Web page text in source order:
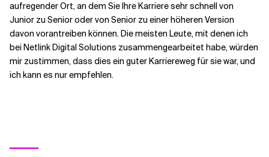
aufregender Ort, an dem Sie Ihre Karriere sehr schnell von
Junior zu Senior oder von Senior zu einer höheren Version
davon vorantreiben können. Die meisten Leute, mit denen ich
bei Netlink Digital Solutions zusammengearbeitet habe, würden
mir zustimmen, dass dies ein guter Karriereweg für sie war, und
ich kann es nur empfehlen.